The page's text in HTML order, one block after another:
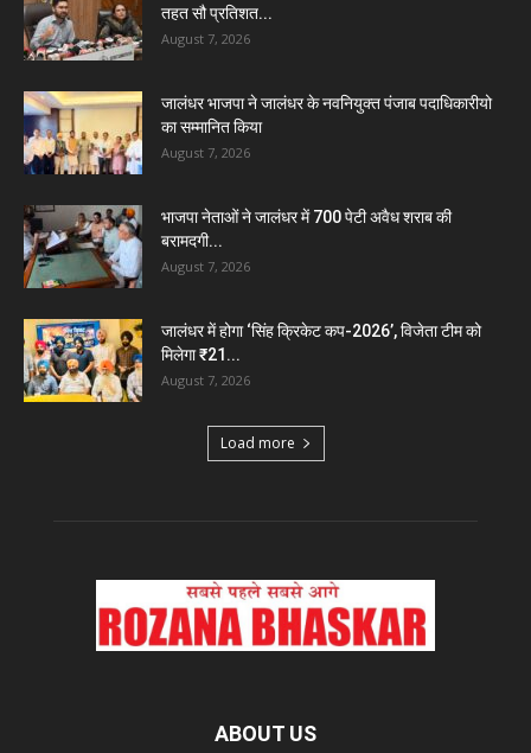
तहत सौ प्रतिशत...
August 7, 2026
जालंधर भाजपा ने जालंधर के नवनियुक्त पंजाब पदाधिकारीयो
का सम्मानित किया
August 7, 2026
भाजपा नेताओं ने जालंधर में 700 पेटी अवैध शराब की
बरामदगी...
August 7, 2026
जालंधर में होगा ‘सिंह क्रिकेट कप-2026’, विजेता टीम को
मिलेगा ₹21...
August 7, 2026
Load more
ABOUT US